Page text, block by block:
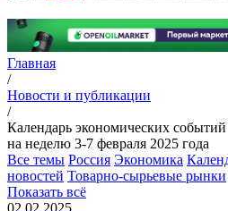
Главная
/
Новости и публикации
/
Календарь экономических
на неделю 3-7 февраля 2025 года
Все темы Россия Экономика
новостей Товарно-сырьевые рынки
Показать всё